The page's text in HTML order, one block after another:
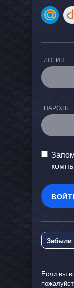
ЛОГИН
ПАРОЛЬ
Забыли
Если вы